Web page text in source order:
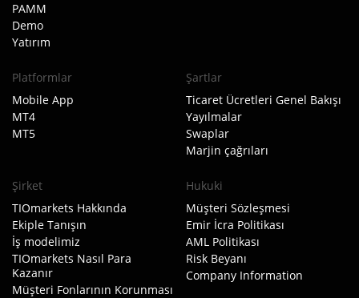
PAMM
Demo
Yatırım
Platformlar
Mobile App
MT4
MT5
Şartlar
Ticaret Ücretleri Genel Bakışı
Yayılmalar
Swaplar
Marjin çağrıları
Şirket
TIOmarkets Hakkında
Ekiple Tanışın
İş modelimiz
TIOmarkets Nasıl Para
Kazanır
Müşteri Fonlarının Korunması
Hukuki
Müşteri Sözleşmesi
Emir İcra Politikası
AML Politikası
Risk Beyanı
Company Information